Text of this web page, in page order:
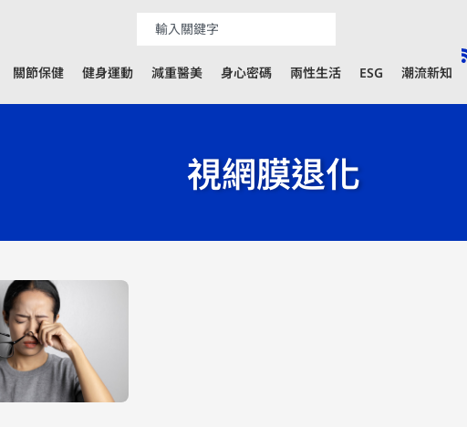
關節保健 健身運動 減重醫美 身心密碼 兩性生活 ESG 潮流新知
視網膜退化